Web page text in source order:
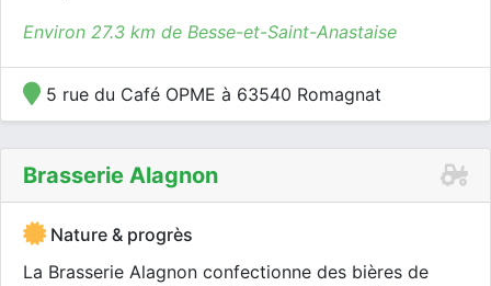
Environ 27.3 km de Besse-et-Saint-Anastaise
5 rue du Café OPME à 63540 Romagnat
Brasserie Alagnon
Nature & progrès
La Brasserie Alagnon confectionne des bières de